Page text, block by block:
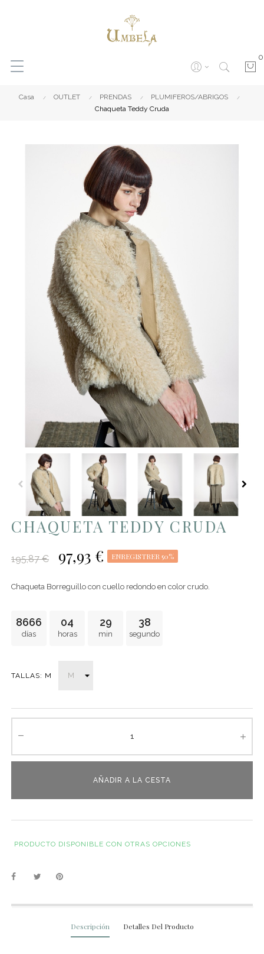
0
Casa OUTLET PRENDAS
PLUMIFEROS/ABRIGOS
Chaqueta Teddy Cruda
CHAQUETA TEDDY CRUDA
195,87 € 97,93 € ENREGISTRER 50%
Chaqueta Borreguillo con cuello redondo en color crudo.
8666
días
04
horas
29
min
38
segundo
TALLAS: M
AÑADIR A LA CESTA
PRODUCTO DISPONIBLE CON OTRAS OPCIONES
Descripción Detalles Del Producto